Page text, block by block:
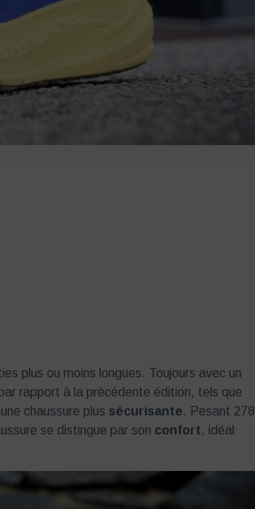
plus ou moins longues. Toujours avec un
rapport à la précédente édition, tels que
chaussure plus sécurisante. Pesant 278
se distingue par son confort, idéal